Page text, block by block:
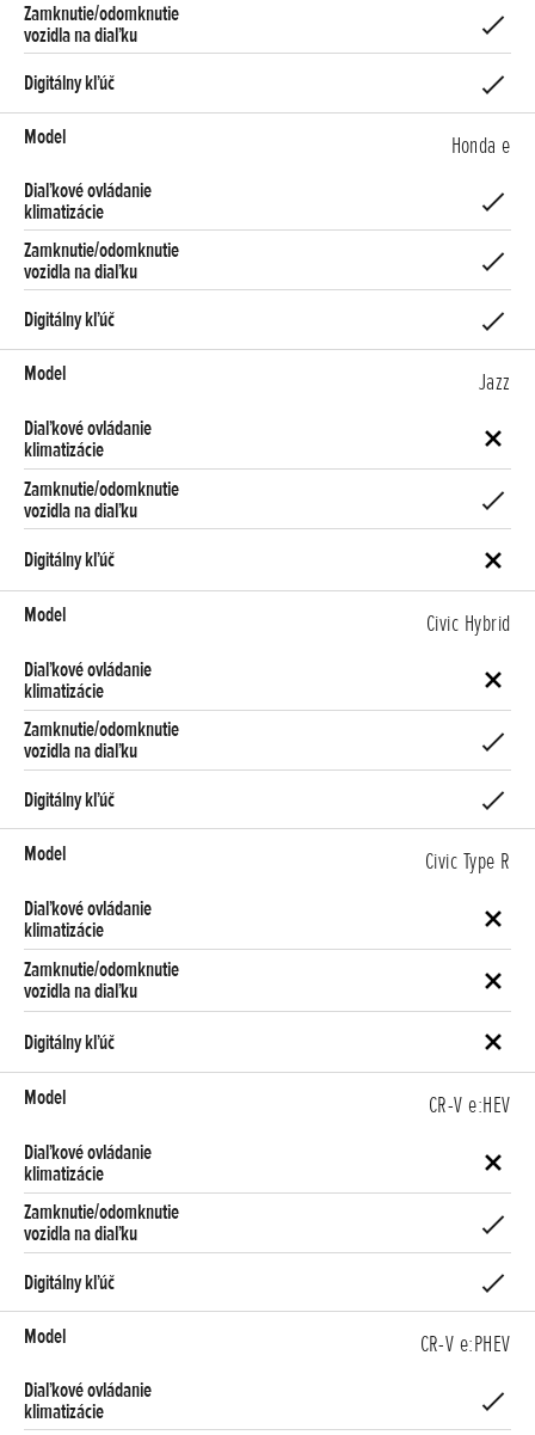
Honda e
Jazz
Civic Hybrid
Civic Type R
CR-V e:HEV
CR-V e:PHEV